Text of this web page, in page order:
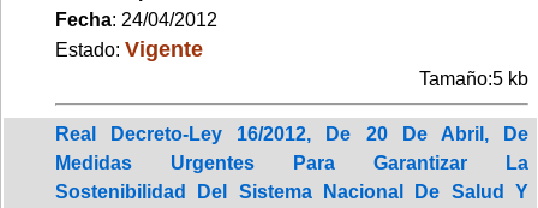
Fecha: 24/04/2012
Estado: Vigente
Tamaño:5 kb
Real Decreto-Ley 16/2012, De 20 De Abril, De
Medidas Urgentes Para Garantizar La
Sostenibilidad Del Sistema Nacional De Salud Y